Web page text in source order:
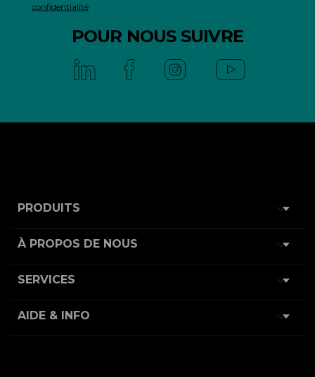
confidentialité
POUR NOUS SUIVRE
PRODUITS 
À PROPOS DE NOUS 
SERVICES 
AIDE & INFO 